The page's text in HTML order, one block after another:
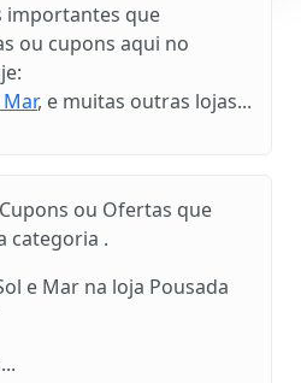
importantes que
ou cupons aqui no
, e muitas outras lojas...
ou Ofertas que
categoria .
e Mar na loja Pousada